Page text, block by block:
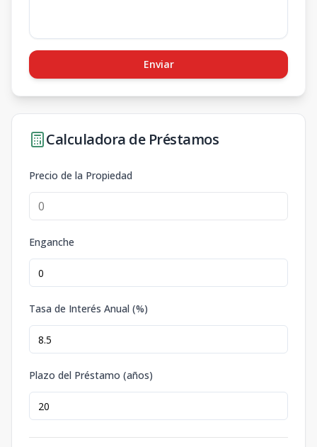
Enviar
Calculadora de Préstamos
Precio de la Propiedad
Enganche
Tasa de Interés Anual (%)
Plazo del Préstamo (años)